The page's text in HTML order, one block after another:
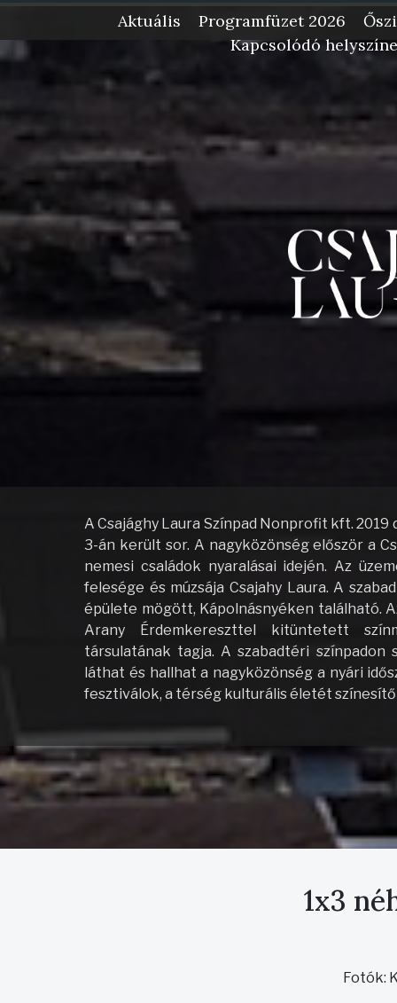
Fotók:
-->
A Csajághy Laura Színpad Nonprofit kft.
3-án került sor. A nagyközönség először a
nemesi családok nyaralásai idején. Az
felesége és múzsája Csajahy Laura. A
épülete mögött, Kápolnásnyéken található.
Arany Érdemkereszttel kitüntetett
társulatának tagja. A szabadtéri
láthat és hallhat a nagyközönség a nyári
fesztiválok, a térség kulturális életét
Aktuális Programfüzet 2026
Kapcsolódó
1x3
Fotók: